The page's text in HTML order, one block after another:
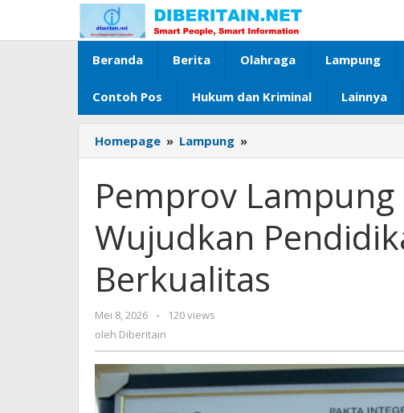
konten
Beranda Berita Olahraga Lampung
Contoh Pos Hukum dan Kriminal Lainnya
Homepage » Lampung »
Lampung
SPMB,
Wujudkan
Pendidikan
Inklusif
Berkualitas
Pemprov Lampung
Wujudkan
Berkualitas
Mei 8, 2026
oleh
Diberitain
-
120 views
oleh Diberitain